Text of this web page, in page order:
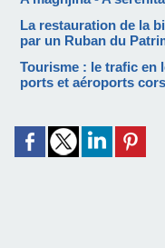
La restauration de la
par un Ruban du
Tourisme : le trafic en
ports et aéroports